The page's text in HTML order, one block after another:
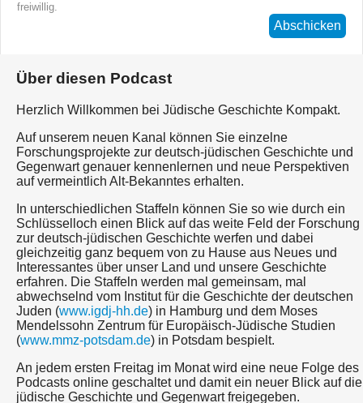
freiwillig.
Abschicken
Über diesen Podcast
Herzlich Willkommen bei Jüdische Geschichte Kompakt.
Auf unserem neuen Kanal können Sie einzelne
Forschungsprojekte zur deutsch-jüdischen Geschichte und
Gegenwart genauer kennenlernen und neue Perspektiven
auf vermeintlich Alt-Bekanntes erhalten.
In unterschiedlichen Staffeln können Sie so wie durch ein
Schlüsselloch einen Blick auf das weite Feld der Forschung
zur deutsch-jüdischen Geschichte werfen und dabei
gleichzeitig ganz bequem von zu Hause aus Neues und
Interessantes über unser Land und unsere Geschichte
erfahren. Die Staffeln werden mal gemeinsam, mal
abwechselnd vom Institut für die Geschichte der deutschen
Juden (www.igdj-hh.de) in Hamburg und dem Moses
Mendelssohn Zentrum für Europäisch-Jüdische Studien
(www.mmz-potsdam.de) in Potsdam bespielt.
An jedem ersten Freitag im Monat wird eine neue Folge des
Podcasts online geschaltet und damit ein neuer Blick auf die
jüdische Geschichte und Gegenwart freigegeben.